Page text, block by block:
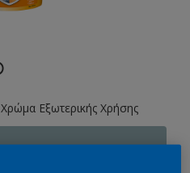
Εξωτερικής Χρήσης